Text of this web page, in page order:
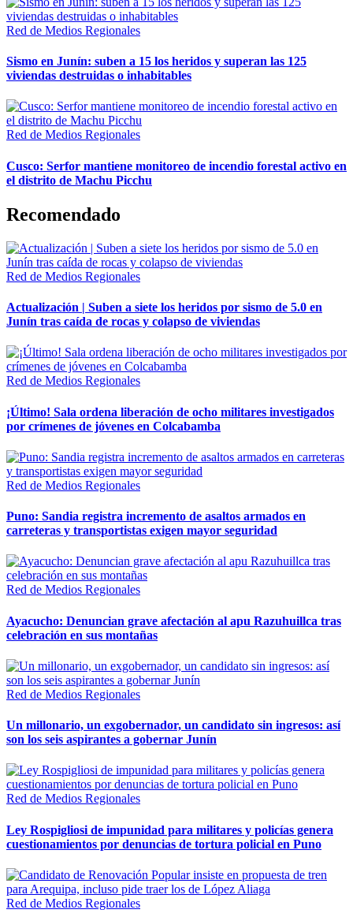
Red de Medios Regionales
Sismo en Junín: suben a 15 los heridos y superan las 125
viviendas destruidas o inhabitables
Red de Medios Regionales
Cusco: Serfor mantiene monitoreo de incendio forestal activo en
el distrito de Machu Picchu
Recomendado
Red de Medios Regionales
Actualización | Suben a siete los heridos por sismo de 5.0 en
Junín tras caída de rocas y colapso de viviendas
Red de Medios Regionales
¡Último! Sala ordena liberación de ocho militares investigados
por crímenes de jóvenes en Colcabamba
Red de Medios Regionales
Puno: Sandia registra incremento de asaltos armados en
carreteras y transportistas exigen mayor seguridad
Red de Medios Regionales
Ayacucho: Denuncian grave afectación al apu Razuhuillca tras
celebración en sus montañas
Red de Medios Regionales
Un millonario, un exgobernador, un candidato sin ingresos: así
son los seis aspirantes a gobernar Junín
Red de Medios Regionales
Ley Rospigliosi de impunidad para militares y policías genera
cuestionamientos por denuncias de tortura policial en Puno
Red de Medios Regionales